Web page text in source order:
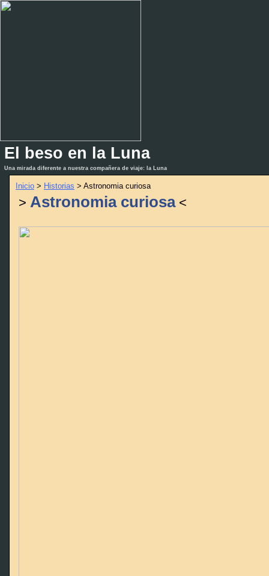
El beso en la Luna
Una mirada diferente a nuestra compañera de viaje: la Luna
Inicio > Historias > Astronomia curiosa
> Astronomia curiosa<